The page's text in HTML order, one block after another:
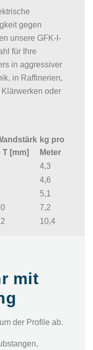
gegen
unsere GFK-I-
für Ihre
in aggressiver
in Raffinerien,
oder
T [mm]
kg pro
Meter
4,3
4,6
5,1
7,2
10,4
mit
der Profile ab.